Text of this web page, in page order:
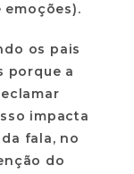
os pais
porque a
impacta
fala, no
do